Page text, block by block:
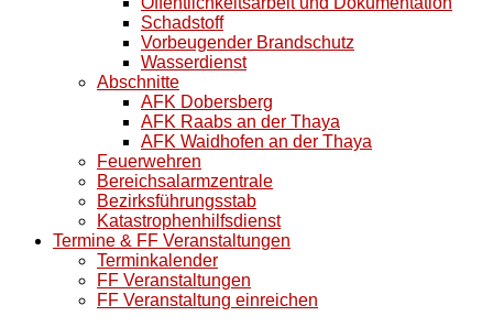
Schadstoff
Vorbeugender Brandschutz
Wasserdienst
Abschnitte
AFK Dobersberg
AFK Raabs an der Thaya
AFK Waidhofen an der Thaya
Feuerwehren
Bereichsalarmzentrale
Bezirksführungsstab
Katastrophenhilfsdienst
Termine & FF Veranstaltungen
Terminkalender
FF Veranstaltungen
FF Veranstaltung einreichen